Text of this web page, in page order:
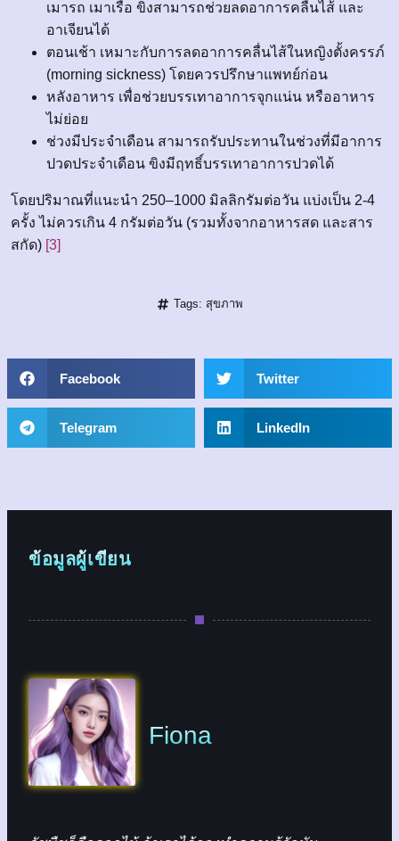
เมารถ เมาเรือ ขิงสามารถช่วยลดอาการคลื่นไส้ และ
อาเจียนได้
ตอนเช้า เหมาะกับการลดอาการคลื่นไส้ในหญิงตั้งครรภ์
(morning sickness) โดยควรปรึกษาแพทย์ก่อน
หลังอาหาร เพื่อช่วยบรรเทาอาการจุกแน่น หรืออาหาร
ไม่ย่อย
ช่วงมีประจำเดือน สามารถรับประทานในช่วงที่มีอาการ
ปวดประจำเดือน ขิงมีฤทธิ์บรรเทาอาการปวดได้
โดยปริมาณที่แนะนำ 250–1000 มิลลิกรัมต่อวัน แบ่งเป็น 2-4
ครั้ง ไม่ควรเกิน 4 กรัมต่อวัน (รวมทั้งจากอาหารสด และสาร
สกัด) [3]
Tags: สุขภาพ
Facebook Twitter
Telegram LinkedIn
ข้อมูลผู้เขียน
Fiona